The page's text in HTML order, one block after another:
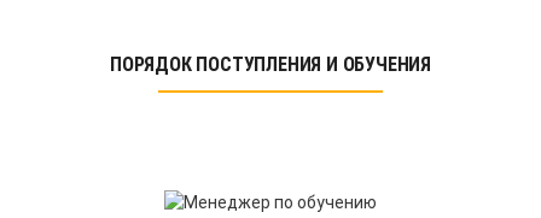
ПОРЯДОК ПОСТУПЛЕНИЯ И ОБУЧЕНИЯ